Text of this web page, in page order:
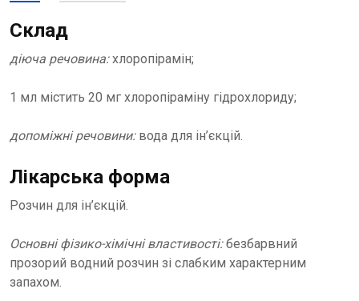
Склад
діюча речовина:хлоропірамін;
1 мл містить 20 мг хлоропіраміну гідрохлориду;
допоміжні речовини: вода для ін’єкцій.
Лікарська форма
Розчин для ін’єкцій.
Основні фізико-хімічні властивості:безбарвний
прозорий водний розчин зі слабким характерним
запахом.